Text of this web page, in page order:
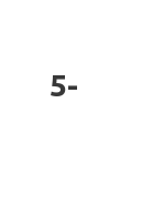
5-